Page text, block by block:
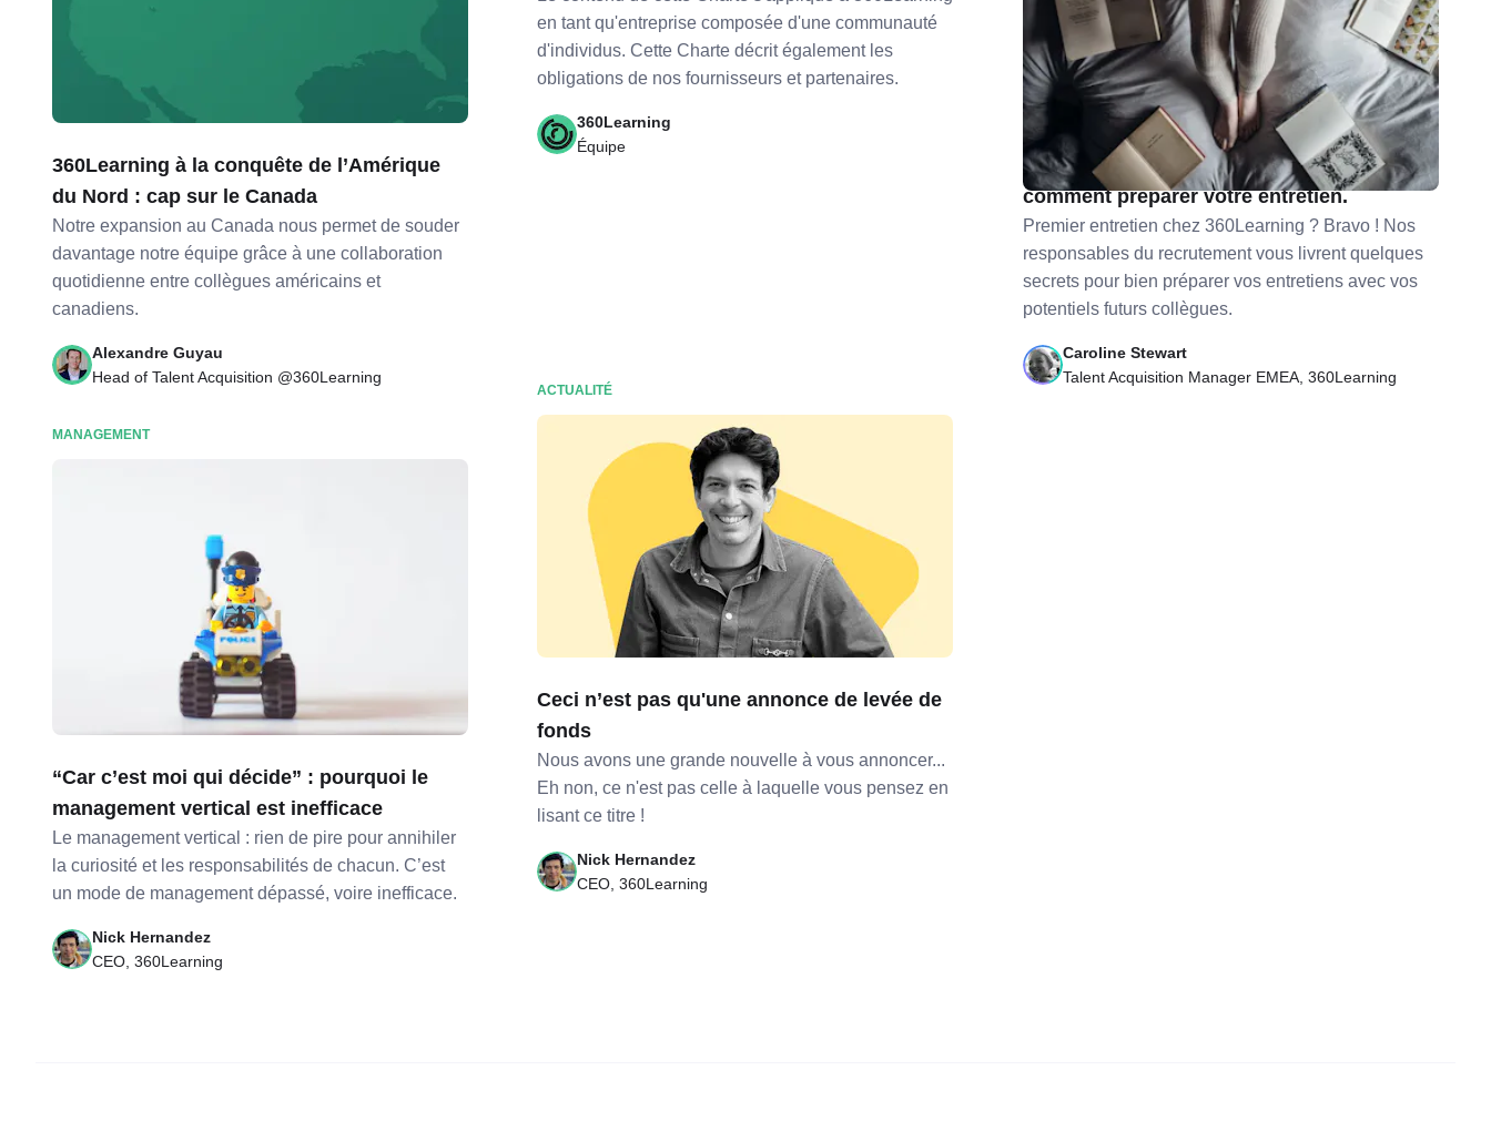
360Learning à la conquête de l’Amérique
du Nord : cap sur le Canada
Notre expansion au Canada nous permet de souder
davantage notre équipe grâce à une collaboration
quotidienne entre collègues américains et
canadiens.
Alexandre Guyau
Head of Talent Acquisition @360Learning
en tant qu'entreprise composée d'une communauté
d'individus. Cette Charte décrit également les
obligations de nos fournisseurs et partenaires.
360Learning
Équipe
Envie de travailler chez 360Learning ? Voici
comment préparer votre entretien.
Premier entretien chez 360Learning ? Bravo ! Nos
responsables du recrutement vous livrent quelques
secrets pour bien préparer vos entretiens avec vos
potentiels futurs collègues.
Caroline Stewart
Talent Acquisition Manager EMEA, 360Learning
MANAGEMENT
“Car c’est moi qui décide” : pourquoi le
management vertical est inefficace
Le management vertical : rien de pire pour annihiler
la curiosité et les responsabilités de chacun. C’est
un mode de management dépassé, voire inefficace.
Nick Hernandez
CEO, 360Learning
ACTUALITÉ
Ceci n’est pas qu'une annonce de levée de
fonds
Nous avons une grande nouvelle à vous annoncer...
Eh non, ce n'est pas celle à laquelle vous pensez en
lisant ce titre !
Nick Hernandez
CEO, 360Learning